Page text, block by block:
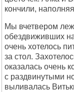
кончили,
Мы вчетвером
обездвиживших
очень хотелось
за стол.
оказалась очень
с раздвинутыми
выливалась